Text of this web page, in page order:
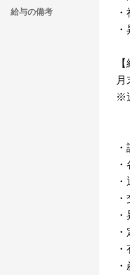
給与の備考
※